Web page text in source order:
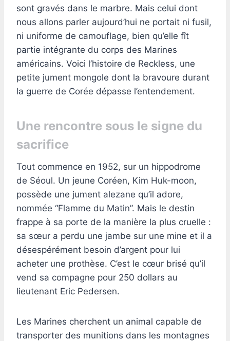
sont gravés dans le marbre. Mais celui dont
nous allons parler aujourd’hui ne portait ni fusil,
ni uniforme de camouflage, bien qu’elle fît
partie intégrante du corps des Marines
américains. Voici l’histoire de Reckless, une
petite jument mongole dont la bravoure durant
la guerre de Corée dépasse l’entendement.
Une rencontre sous le signe du
sacrifice
Tout commence en 1952, sur un hippodrome
de Séoul. Un jeune Coréen, Kim Huk-moon,
possède une jument alezane qu’il adore,
nommée “Flamme du Matin”. Mais le destin
frappe à sa porte de la manière la plus cruelle :
sa sœur a perdu une jambe sur une mine et il a
désespérément besoin d’argent pour lui
acheter une prothèse. C’est le cœur brisé qu’il
vend sa compagne pour 250 dollars au
lieutenant Eric Pedersen.
Les Marines cherchent un animal capable de
transporter des munitions dans les montagnes